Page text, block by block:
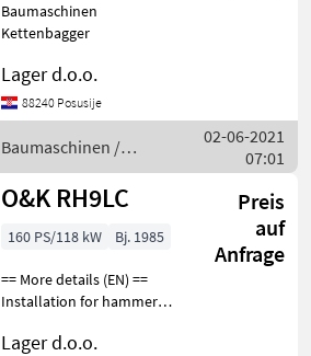
Baumaschinen
Kettenbagger
Lager d.o.o.
88240 Posusije
Baumaschinen /
O&K
02-06-2021
07:01
O&K RH9LC
Preis
auf
Anfrage
160 PS/118 kW Bj. 1985
== More details (EN) ==
Installation for hammer
Baumaschinen
Lager d.o.o.